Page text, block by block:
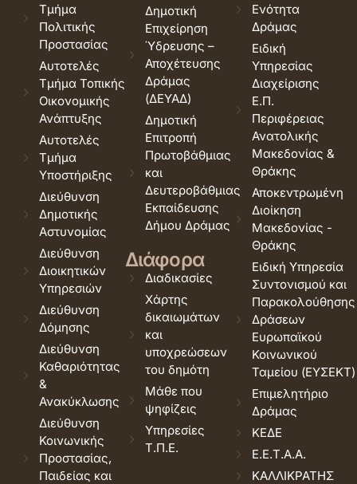
Τμήμα
Πολιτικής
Προστασίας
Αυτοτελές
Τμήμα Τοπικής
Οικονομικής
Ανάπτυξης
Αυτοτελές
Τμήμα
Υποστήριξης
Διεύθυνση
Δημοτικής
Αστυνομίας
Διεύθυνση
Διοικητικών
Υπηρεσιών
Διεύθυνση
Δόμησης
Διεύθυνση
Καθαριότητας
&
Ανακύκλωσης
Διεύθυνση
Κοινωνικής
Προστασίας,
Παιδείας και
Δημοτική
Επιχείρηση
Ύδρευσης –
Αποχέτευσης
Δράμας
(ΔΕΥΑΔ)
Δημοτική
Επιτροπή
Πρωτοβάθμιας
και
Δευτεροβάθμιας
Εκπαίδευσης
Δήμου Δράμας
Διάφορα
Διαδικασίες
Χάρτης
δικαιωμάτων
και
υποχρεώσεων
του δημότη
Μάθε που
ψηφίζεις
Υπηρεσίες
Τ.Π.Ε.
Ενότητα
Δράμας
Ειδική
Υπηρεσίας
Διαχείρισης
Ε.Π.
Περιφέρειας
Ανατολικής
Μακεδονίας &
Θράκης
Αποκεντρωμένη
Διοίκηση
Μακεδονίας -
Θράκης
Ειδική Υπηρεσία
Συντονισμού και
Παρακολούθησης
Δράσεων
Ευρωπαϊκού
Κοινωνικού
Ταμείου (ΕΥΣΕΚΤ)
Επιμελητήριο
Δράμας
ΚΕΔΕ
Ε.Ε.Τ.Α.Α.
ΚΑΛΛΙΚΡΑΤΗΣ